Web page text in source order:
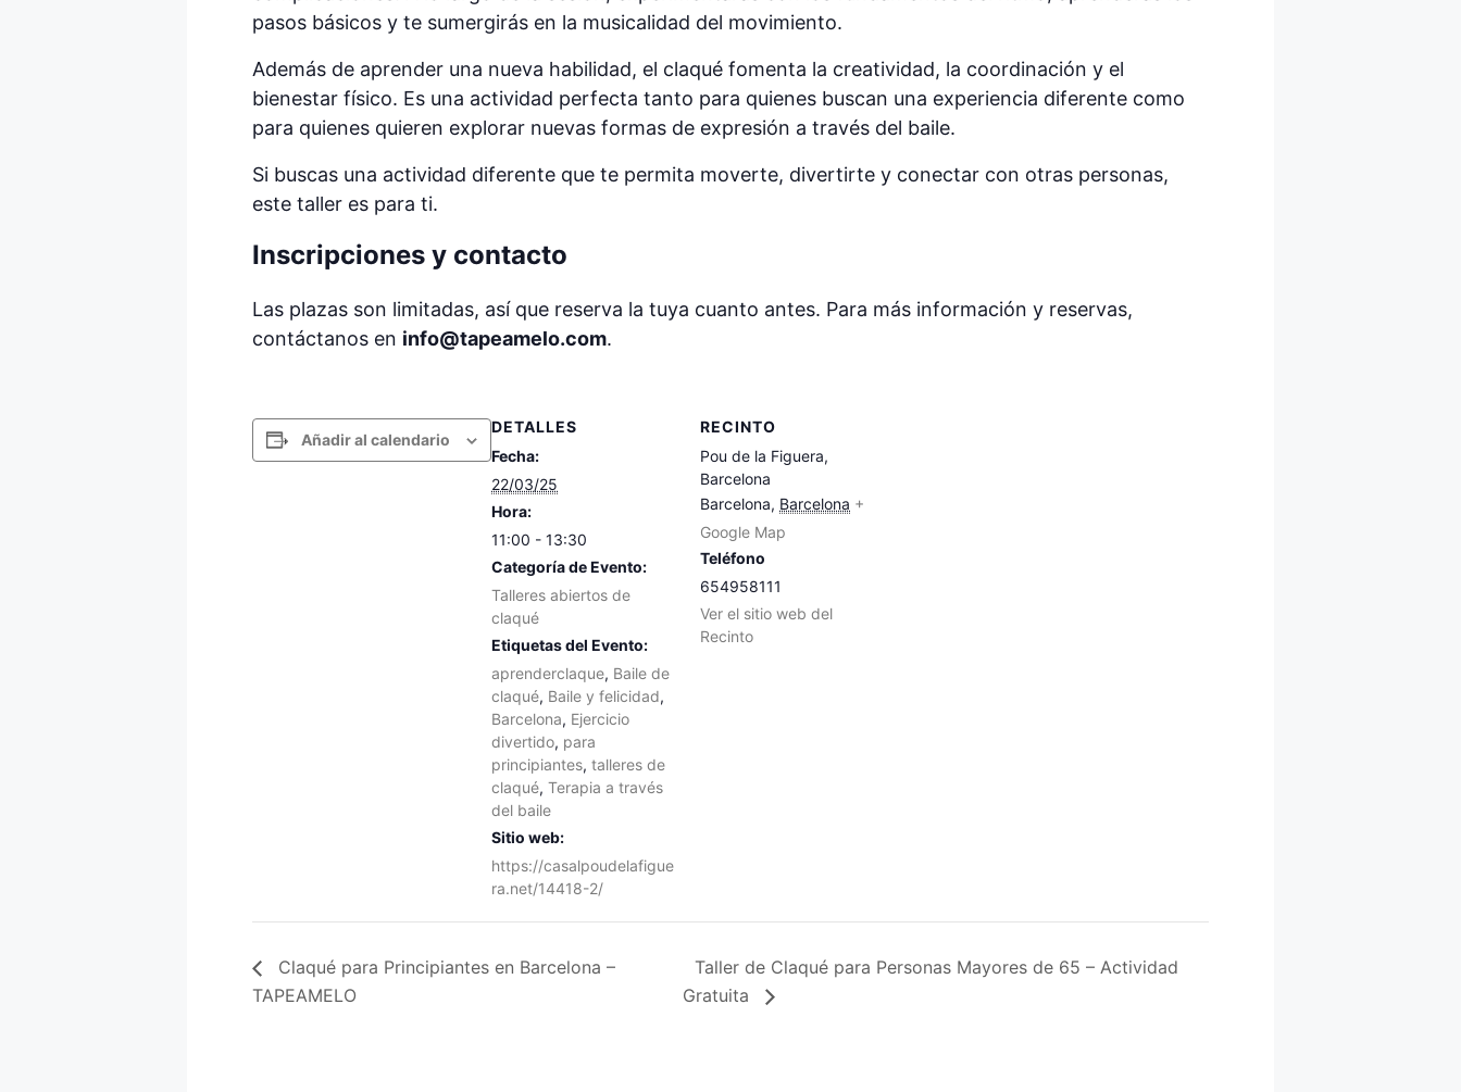
pasos básicos y te sumergirás en la musicalidad del movimiento.
Además de aprender una nueva habilidad, el claqué fomenta la creatividad, la coordinación y el
bienestar físico. Es una actividad perfecta tanto para quienes buscan una experiencia diferente como
para quienes quieren explorar nuevas formas de expresión a través del baile.
Si buscas una actividad diferente que te permita moverte, divertirte y conectar con otras personas,
este taller es para ti.
Inscripciones y contacto
Las plazas son limitadas, así que reserva la tuya cuanto antes. Para más información y reservas,
contáctanos en info@tapeamelo.com.
Añadir al calendario
DETALLES
Fecha:
22/03/25
Hora:
11:00 - 13:30
Categoría de Evento:
Talleres abiertos de
claqué
Etiquetas del Evento:
aprenderclaque, Baile de
claqué, Baile y felicidad,
Barcelona, Ejercicio
divertido, para
principiantes, talleres de
claqué, Terapia a través
del baile
Sitio web:
https://casalpoudelafigue
ra.net/14418-2/
RECINTO
Pou de la Figuera,
Barcelona
Barcelona, Barcelona +
Google Map
Teléfono
654958111
Ver el sitio web del
Recinto
Claqué para Principiantes en Barcelona –
TAPEAMELO
Taller de Claqué para Personas Mayores de 65 – Actividad
Gratuita